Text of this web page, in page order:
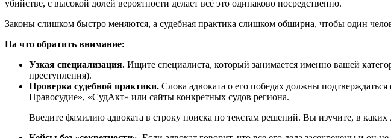
убийстве, с высокой долей вероятности делает всё это одинаково посредственно.
Законы слишком быстро меняются, а судебная практика слишком обширна, чтобы один
На что обратить внимание:
Узкая специализация. Ищите специалиста, который занимается именно вашей
преступления).
Проверка судебной практики. Слова адвоката о его победах должны
Правосудие», «СудАкт» или сайты конкретных судов региона.
Введите фамилию адвоката в строку поиска по текстам решений. Вы изучите, в каких